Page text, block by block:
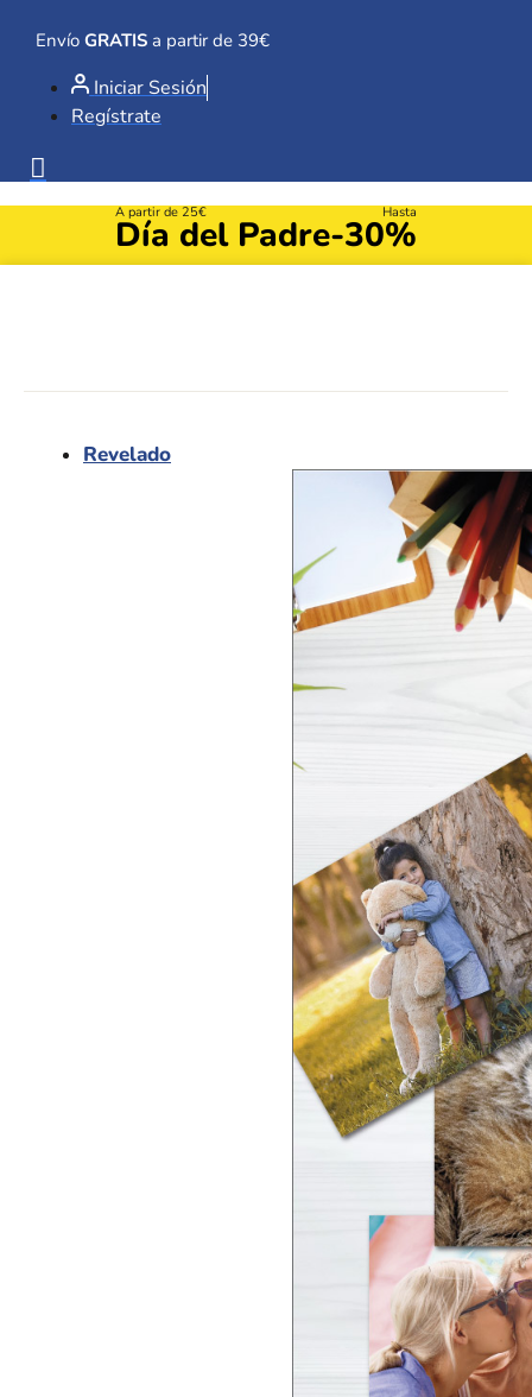
contenido
Envío GRATIS a partir de 39€
Iniciar Sesión
Regístrate
A partir de 25€
Día del Padre
Hasta
-30%
Revelado